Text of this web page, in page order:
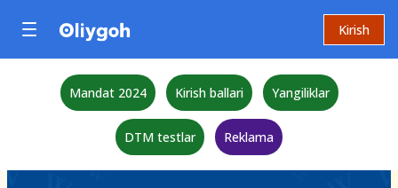
Kirish
Mandat 2024 Kirish ballari Yangiliklar
DTM testlar Reklama